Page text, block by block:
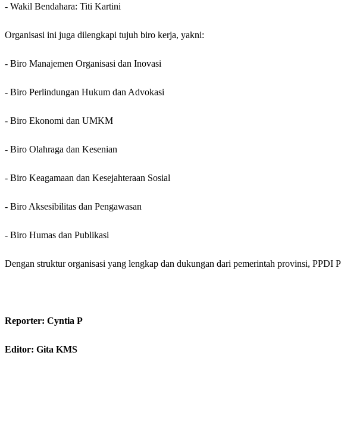
- Wakil Bendahara: Titi Kartini
Organisasi ini juga dilengkapi tujuh biro kerja, yakni:
- Biro Manajemen Organisasi dan Inovasi
- Biro Perlindungan Hukum dan Advokasi
- Biro Ekonomi dan UMKM
- Biro Olahraga dan Kesenian
- Biro Keagamaan dan Kesejahteraan Sosial
- Biro Aksesibilitas dan Pengawasan
- Biro Humas dan Publikasi
Dengan struktur organisasi yang lengkap dan dukungan dari pemerintah provinsi,
Reporter: Cyntia P
Editor: Gita KMS